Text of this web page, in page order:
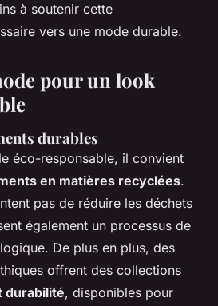
à soutenir cette
vers une mode durable.
pour un look
durables
éco-responsable, il convient
en matières recyclées.
pas de réduire les déchets
également un processus de
De plus en plus, des
offrent des collections
durabilité, disponibles pour